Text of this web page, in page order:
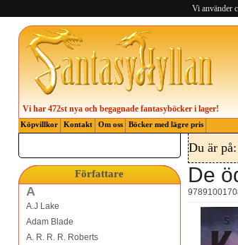
Vi använder
Vi har 472st nya och begagnade fantasyböcker i lager!
Köpvillkor Kontakt Om oss Böcker med lägre pris
Författare
A
A.J Lake
Adam Blade
A. R. R. R. Roberts
Du är på:
De